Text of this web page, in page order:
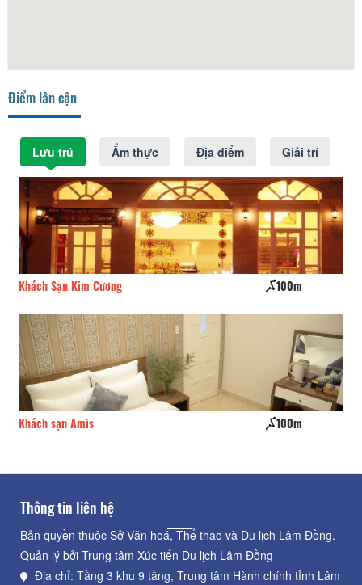
Điểm lân cận
Lưu trú Ẩm thực Địa điểm Giải trí
Khách Sạn Kim Cương 100m
Khách sạn Amis 100m
Thông tin liên hệ
Bản quyền thuộc Sở Văn hoá, Thể thao và Du lịch Lâm Đồng.
Quản lý bởi Trung tâm Xúc tiến Du lịch Lâm Đồng
Địa chỉ: Tầng 3 khu 9 tầng, Trung tâm Hành chính tỉnh Lâm